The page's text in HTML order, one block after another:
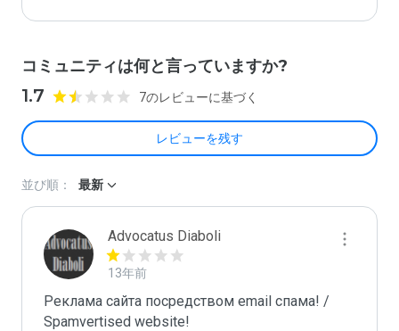
コミュニティは何と言っていますか?
1.7 7のレビューに基づく
レビューを残す
並び順： 最新
Advocatus Diaboli
13年前
Реклама сайта посредством email спама! /
Spamvertised website!